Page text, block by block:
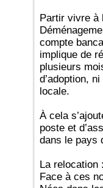
Partir vivre à
compte
implique de
plusieurs
d’adoption,
locale.
À cela
poste et
dans le pays
La
Face à ces